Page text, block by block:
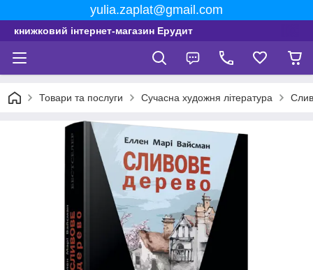
yulia.zaplat@gmail.com
книжковий інтернет-магазин Ерудит
Товари та послуги Сучасна художня література